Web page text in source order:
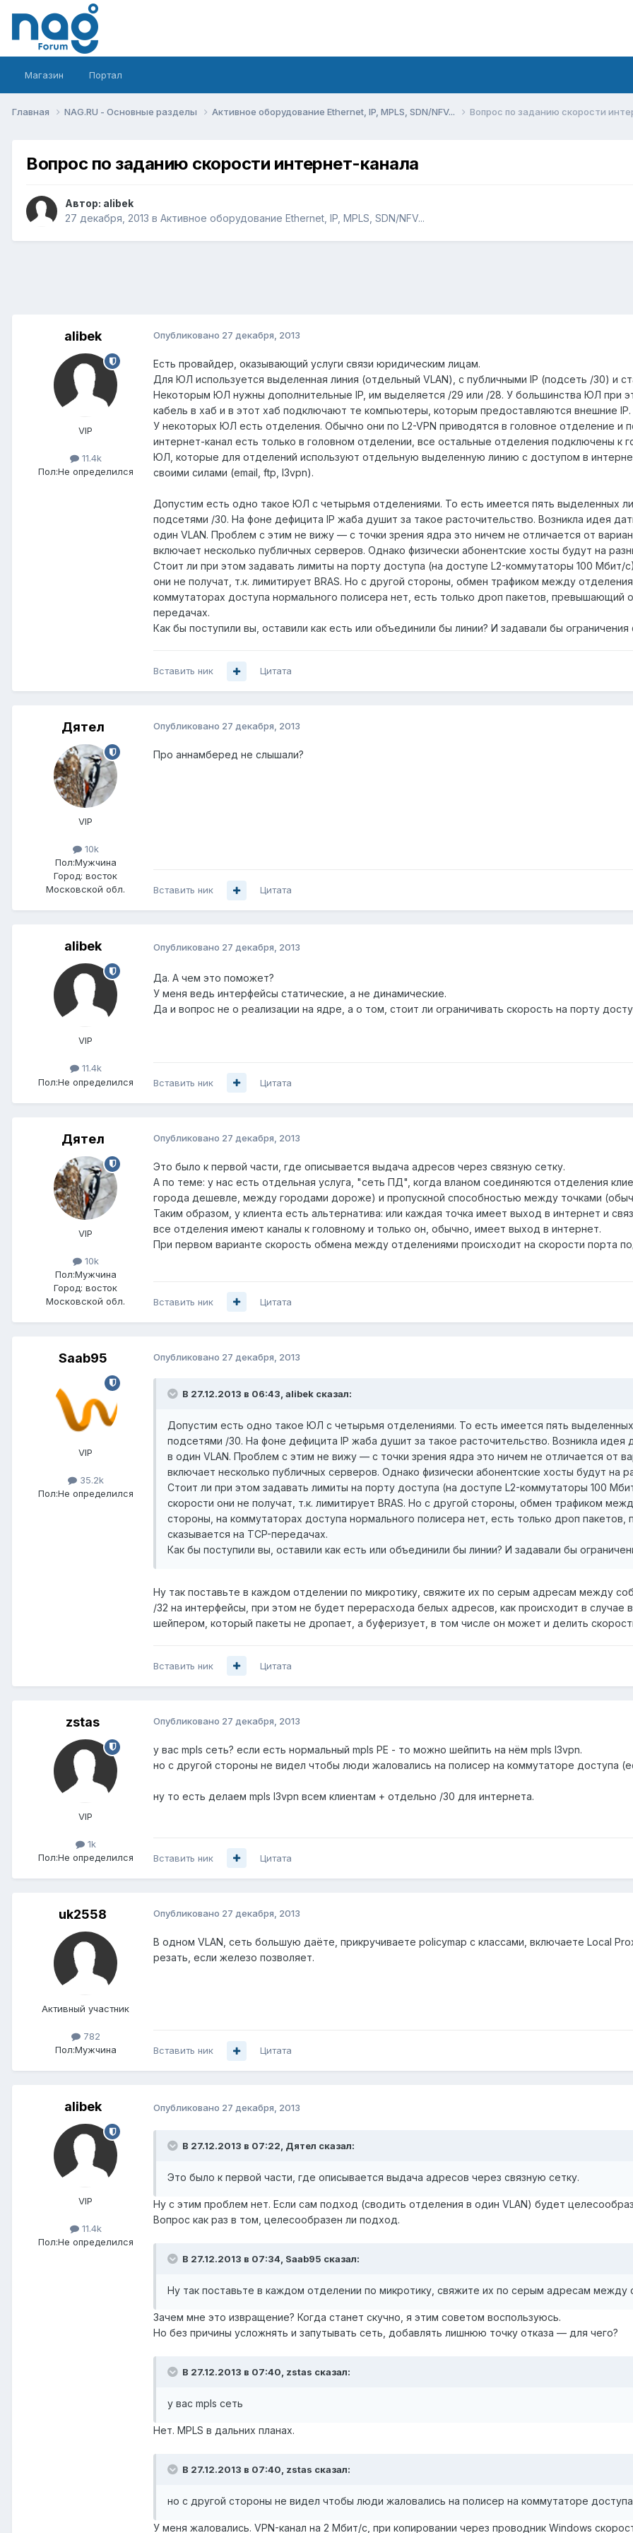
Магазин Портал
Главная NAG.RU - Основные разделы Активное оборудование Ethernet, IP, MPLS, SDN/NFV... Вопрос по заданию скорости
Вопрос по заданию скорости интернет-канала
Автор: alibek
27 декабря, 2013 в Активное оборудование Ethernet, IP, MPLS, SDN/NFV...
alibek
VIP
11.4k
Пол:Не определился
Опубликовано 27 декабря, 2013
Есть провайдер, оказывающий услуги связи юридическим лицам.
Для ЮЛ используется выделенная линия (отдельный VLAN), с публичными IP (подсеть /30) и
Некоторым ЮЛ нужны дополнительные IP, им выделяется /29 или /28. У большинства ЮЛ при
кабель в хаб и в этот хаб подключают те компьютеры, которым предоставляются внешние IP.
У некоторых ЮЛ есть отделения. Обычно они по L2-VPN приводятся в головное отделение и
интернет-канал есть только в головном отделении, все остальные отделения подключены к
ЮЛ, которые для отделений используют отдельную выделенную линию с доступом в
своими силами (email, ftp, l3vpn).
Допустим есть одно такое ЮЛ с четырьмя отделениями. То есть имеется пять выделенных
подсетями /30. На фоне дефицита IP жаба душит за такое расточительство. Возникла идея
один VLAN. Проблем с этим не вижу — с точки зрения ядра это ничем не отличается от
включает несколько публичных серверов. Однако физически абонентские хосты будут на
Стоит ли при этом задавать лимиты на порту доступа (на доступе L2-коммутаторы 100
они не получат, т.к. лимитирует BRAS. Но с другой стороны, обмен трафиком между
коммутаторах доступа нормального полисера нет, есть только дроп пакетов, превышающий
передачах.
Как бы поступили вы, оставили как есть или объединили бы линии? И задавали бы
Вставить ник Цитата
Дятел
VIP
10k
Пол:Мужчина
Город: восток
Московской обл.
Опубликовано 27 декабря, 2013
Про аннамберед не слышали?
Вставить ник Цитата
alibek
VIP
11.4k
Пол:Не определился
Опубликовано 27 декабря, 2013
Да. А чем это поможет?
У меня ведь интерфейсы статические, а не динамические.
Да и вопрос не о реализации на ядре, а о том, стоит ли ограничивать скорость на порту
Вставить ник Цитата
Дятел
VIP
10k
Пол:Мужчина
Город: восток
Московской обл.
Опубликовано 27 декабря, 2013
Это было к первой части, где описывается выдача адресов через связную сетку.
А по теме: у нас есть отдельная услуга, "сеть ПД", когда вланом соединяются отделения
города дешевле, между городами дороже) и пропускной способностью между точками
Таким образом, у клиента есть альтернатива: или каждая точка имеет выход в интернет и
все отделения имеют каналы к головному и только он, обычно, имеет выход в интернет.
При первом варианте скорость обмена между отделениями происходит на скорости порта
Вставить ник Цитата
Saab95
VIP
35.2k
Пол:Не определился
Опубликовано 27 декабря, 2013
В 27.12.2013 в 06:43, alibek сказал:
Допустим есть одно такое ЮЛ с четырьмя отделениями. То есть имеется пять
подсетями /30. На фоне дефицита IP жаба душит за такое расточительство. Возникла
в один VLAN. Проблем с этим не вижу — с точки зрения ядра это ничем не отличается от
включает несколько публичных серверов. Однако физически абонентские хосты будут на
Стоит ли при этом задавать лимиты на порту доступа (на доступе L2-коммутаторы 100
скорости они не получат, т.к. лимитирует BRAS. Но с другой стороны, обмен трафиком
стороны, на коммутаторах доступа нормального полисера нет, есть только дроп
сказывается на TCP-передачах.
Как бы поступили вы, оставили как есть или объединили бы линии? И задавали бы
Ну так поставьте в каждом отделении по микротику, свяжите их по серым адресам между
/32 на интерфейсы, при этом не будет перерасхода белых адресов, как происходит в случае
шейпером, который пакеты не дропает, а буферизует, в том числе он может и делить
Вставить ник Цитата
zstas
VIP
1k
Пол:Не определился
Опубликовано 27 декабря, 2013
у вас mpls сеть? если есть нормальный mpls PE - то можно шейпить на нём mpls l3vpn.
но с другой стороны не видел чтобы люди жаловались на полисер на коммутаторе доступа
ну то есть делаем mpls l3vpn всем клиентам + отдельно /30 для интернета.
Вставить ник Цитата
uk2558
Активный участник
782
Пол:Мужчина
Опубликовано 27 декабря, 2013
В одном VLAN, сеть большую даёте, прикручиваете policymap c классами, включаете Local
резать, если железо позволяет.
Вставить ник Цитата
alibek
VIP
11.4k
Пол:Не определился
Опубликовано 27 декабря, 2013
В 27.12.2013 в 07:22, Дятел сказал:
Это было к первой части, где описывается выдача адресов через связную сетку.
Ну с этим проблем нет. Если сам подход (сводить отделения в один VLAN) будет
Вопрос как раз в том, целесообразен ли подход.
В 27.12.2013 в 07:34, Saab95 сказал:
Ну так поставьте в каждом отделении по микротику, свяжите их по серым адресам между
Зачем мне это извращение? Когда станет скучно, я этим советом воспользуюсь.
Но без причины усложнять и запутывать сеть, добавлять лишнюю точку отказа — для чего?
В 27.12.2013 в 07:40, zstas сказал:
у вас mpls сеть
Нет. MPLS в дальних планах.
В 27.12.2013 в 07:40, zstas сказал:
но с другой стороны не видел чтобы люди жаловались на полисер на коммутаторе доступа
У меня жаловались. VPN-канал на 2 Мбит/с, при копировании через проводник Windows